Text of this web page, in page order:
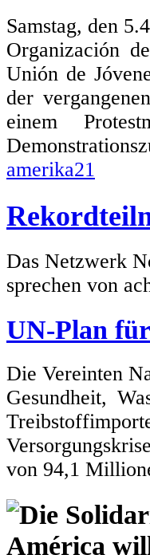
Samstag, den
Organización
Unión de
der
einem
amerika21
Das Netzwerk
sprechen von
UN-Plan
Die Vereinten
Gesundheit,
von 94,1